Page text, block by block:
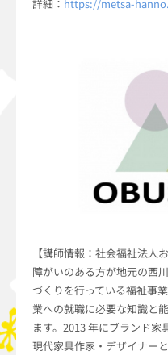
詳細： https://metsa-
【講師情報：社会福祉法人
障がいのある方が地元の西
づくりを行っている福祉事
業への就職に必要な知識と
ます。2013 年にブランド
現代家具作家・デザイナー